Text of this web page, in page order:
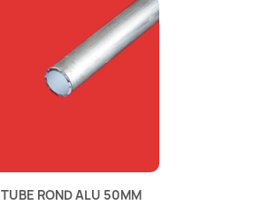
TUBE ROND ALU 50MM